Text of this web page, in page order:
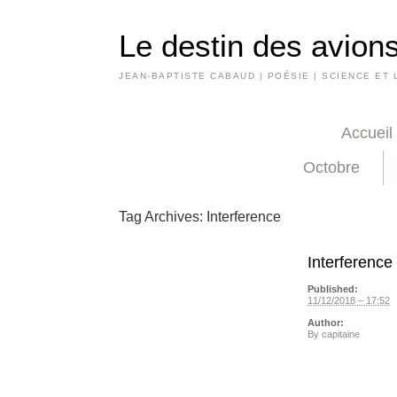
Le destin des
JEAN-BAPTISTE CABAUD | POÉSIE | SCIENCE ET
Accueil
Octobre
Tag Archives: Interference
Published:
11/12/2018 – 17:52
Author:
By capitaine